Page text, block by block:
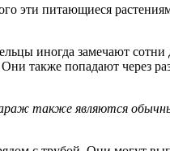
эти питающиеся
иногда замечают сотни
также попадают через
также являются